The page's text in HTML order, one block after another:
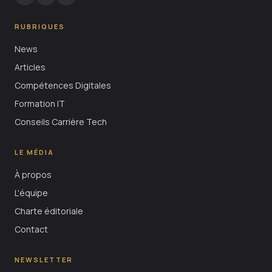
RUBRIQUES
News
Articles
Compétences Digitales
Formation IT
Conseils Carrière Tech
LE MÉDIA
À propos
L'équipe
Charte éditoriale
Contact
NEWSLETTER